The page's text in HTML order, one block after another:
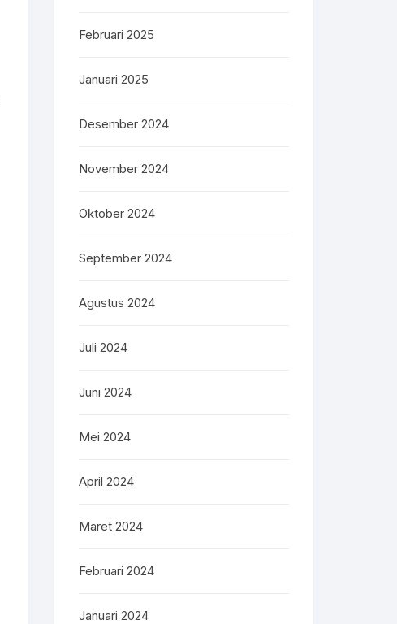
Februari 2025
Januari 2025
Desember 2024
November 2024
Oktober 2024
September 2024
Agustus 2024
Juli 2024
Juni 2024
Mei 2024
April 2024
Maret 2024
Februari 2024
Januari 2024